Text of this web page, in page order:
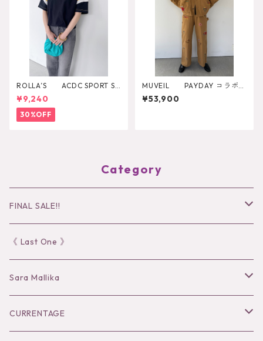
ROLLA’S ACDC SPORT SP
LICE TEE
¥9,240
30%OFF
MUVEIL PAYDAY コラボパ
ンツ MA262FP701
¥53,900
Category
FINAL SALE!!
30％OFF
40％OFF
50％OFF
《 Last One 》
Sara Mallika
Tops
CURRENTAGE